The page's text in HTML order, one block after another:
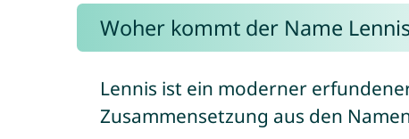
Woher kommt der Name
Lennis ist ein moderner
Zusammensetzung aus den